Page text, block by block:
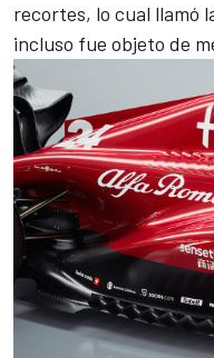
recortes, lo cual llamó
incluso fue objeto de